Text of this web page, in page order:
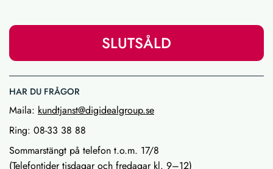
SLUTSÅLD
HAR DU FRÅGOR
Maila: kundtjanst@digidealgroup.se
Ring: 08-33 38 88
Sommarstängt på telefon t.o.m. 17/8
(Telefontider tisdagar och fredagar kl. 9–12)